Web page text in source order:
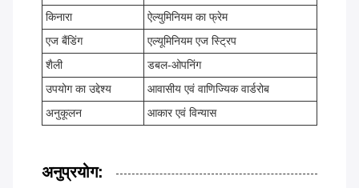
किनारा
ऐल्युमिनियम का फ्रेम
एज बैंडिंग
एल्यूमिनियम एज स्ट्रिप
शैली
डबल-ओपनिंग
उपयोग का उद्देश्य
आवासीय एवं वाणिज्यिक वार्डरोब
अनुकूलन
आकार एवं विन्यास
अनुप्रयोग: